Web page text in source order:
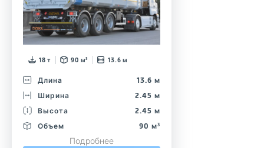
18 т 90 м³ 13.6 м
Длина
13.6 м
Ширина
2.45 м
Высота
2.45 м
Объем
90 м³
Подробнее